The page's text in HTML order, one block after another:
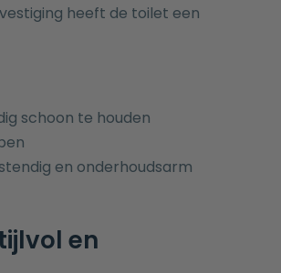
heeft de toilet een
schoon te houden
en onderhoudsarm
en